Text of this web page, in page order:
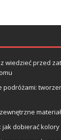
wiedzieć przed
podróżami:
dobierać